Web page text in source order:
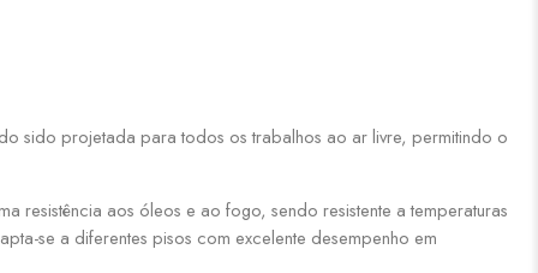
sido projetada para todos os trabalhos ao ar livre, permitindo o
resistência aos óleos e ao fogo, sendo resistente a temperaturas
se a diferentes pisos com excelente desempenho em